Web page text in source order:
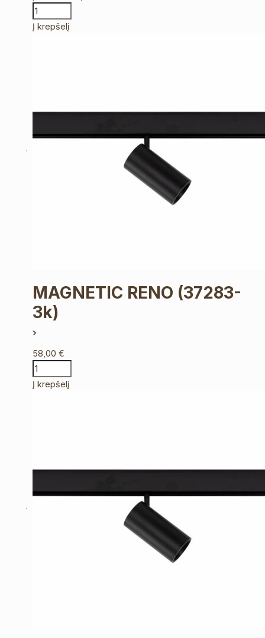
Į krepšelį
MAGNETIC RENO (37283-
3k)
58,00€
Į krepšelį